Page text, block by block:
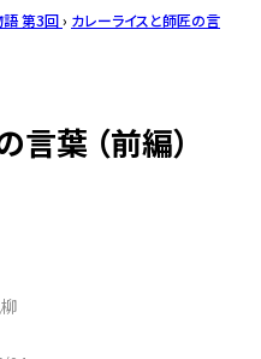
語 第3回› カレーライスと師匠の言
葉 （前編）